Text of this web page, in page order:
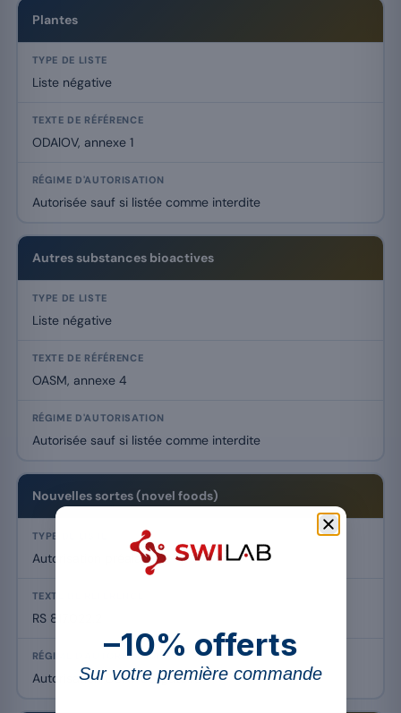
Plantes
Liste négative
ODAlOV, annexe 1
Autorisée sauf si listée comme interdite
Autres substances bioactives
Liste négative
OASM, annexe 4
Autorisée sauf si listée comme interdite
Nouvelles sortes (novel foods)
Autorisation préalable
RS 817.022.2
Autorisation OSAV obligatoire
–10% offerts
Sur votre première commande